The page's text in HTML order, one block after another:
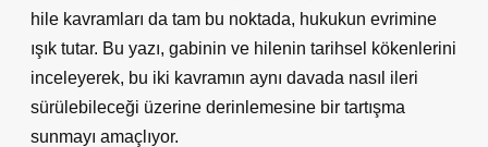
hile kavramları da tam bu noktada, hukukun evrimine
ışık tutar. Bu yazı, gabinin ve hilenin tarihsel kökenlerini
inceleyerek, bu iki kavramın aynı davada nasıl ileri
sürülebileceği üzerine derinlemesine bir tartışma
sunmayı amaçlıyor.